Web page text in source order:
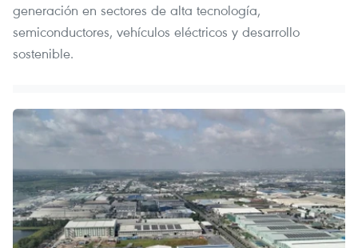
generación en sectores de alta tecnología,
semiconductores, vehículos eléctricos y desarrollo
sostenible.